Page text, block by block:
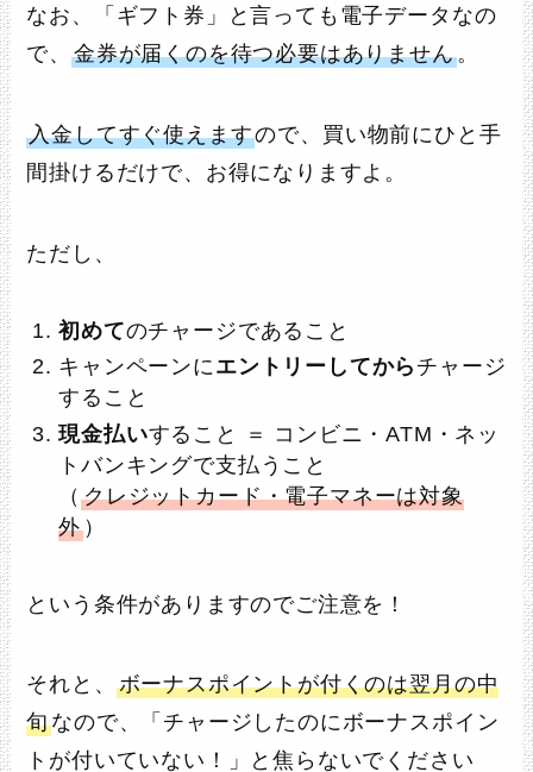
なお、「ギフト券」と言っても電子データなの
で、金券が届くのを待つ必要はありません。
入金してすぐ使えますので、買い物前にひと手
間掛けるだけで、お得になりますよ。
ただし、
初めてのチャージであること
キャンペーンにエントリーしてから チャージ
すること
現金払いすること ＝ コンビニ・ATM・ネッ
トバンキングで支払うこと
（クレジットカード・電子マネーは対象
外 ）
という条件がありますのでご注意を！
それと、 ボーナスポイントが付くのは翌月の中
旬なので、「チャージしたのにボーナスポイン
トが付いていない！」と焦らないでください